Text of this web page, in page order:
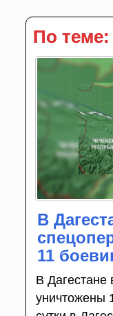
По теме:
В
11
В Дагестане
уничтожены